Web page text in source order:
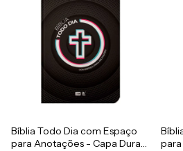
Bíblia Todo Dia com Espaço
para Anotações - Capa Dura